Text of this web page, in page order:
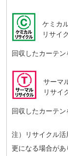
ケミカ
リサイ
回収したカーテン
サーマ
リサイ
回収したカーテン
注）リサイクル
更になる場合があ